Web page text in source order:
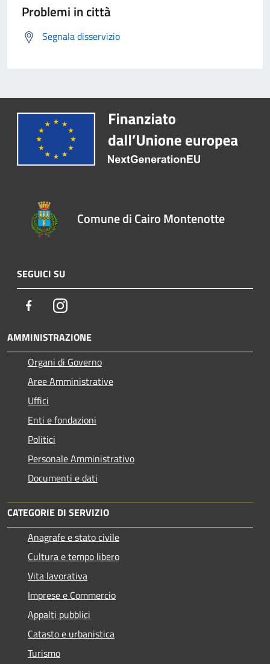
Problemi in città
Segnala disservizio
Comune di Cairo Montenotte
SEGUICI SU
FacebookInstagram
AMMINISTRAZIONE
Organi di Governo
Aree Amministrative
Uffici
Enti e fondazioni
Politici
Personale Amministrativo
Documenti e dati
CATEGORIE DI SERVIZIO
Anagrafe e stato civile
Cultura e tempo libero
Vita lavorativa
Imprese e Commercio
Appalti pubblici
Catasto e urbanistica
Turismo